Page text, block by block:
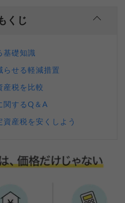
くじ
基礎知識
らせる軽減措置
産税を比較
関するQ＆A
産税を安くしよう